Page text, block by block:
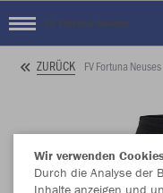
FV Fortuna Neuses
ZURÜCK FV Fortuna Neuses
Wir verwenden
Durch die Analyse der
Inhalte anzeigen und